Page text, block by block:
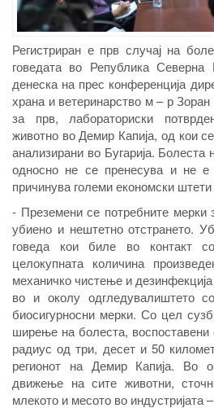
Регистриран е прв случај на
говедата во Република Северна
денеска на прес конференција
храна и ветеринарство м – р
за прв, лабораториски
животно во Демир Капија, од кои
анализирани во Бугарија. Болеста
односно не се пренесува и не е
причинува големи економски штети
- Преземени се потребните мерки
убиено и нештетно отстрането.
говеда кои биле во контакт
целокупната количина
механичко чистење и
во и околу одгледувалиштето
биосигурносни мерки. Со цел
ширење на болеста, воспоставени
радиус од три, десет и 50
регионот на Демир Капија. Во
движење на сите животни,
млекото и месото во индустријата